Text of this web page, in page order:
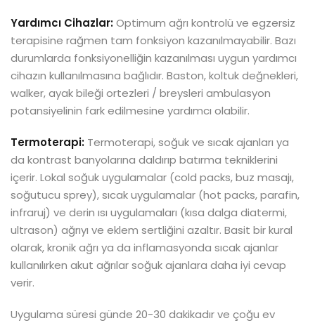
Yardımcı Cihazlar:Optimum ağrı kontrolü ve egzersiz
terapisine rağmen tam fonksiyon kazanılmayabilir. Bazı
durumlarda fonksiyonelliğin kazanılması uygun yardımcı
cihazın kullanılmasına bağlıdır. Baston, koltuk değnekleri,
walker, ayak bileği ortezleri / breysleri ambulasyon
potansiyelinin fark edilmesine yardımcı olabilir.
Termoterapi: Termoterapi, soğuk ve sıcak ajanları ya
da kontrast banyolarına daldırıp batırma tekniklerini
içerir. Lokal soğuk uygulamalar (cold packs, buz masajı,
soğutucu sprey), sıcak uygulamalar (hot packs, parafin,
infraruj) ve derin ısı uygulamaları (kısa dalga diatermi,
ultrason) ağrıyı ve eklem sertliğini azaltır. Basit bir kural
olarak, kronik ağrı ya da inflamasyonda sıcak ajanlar
kullanılırken akut ağrılar soğuk ajanlara daha iyi cevap
verir.
Uygulama süresi günde 20-30 dakikadır ve çoğu ev